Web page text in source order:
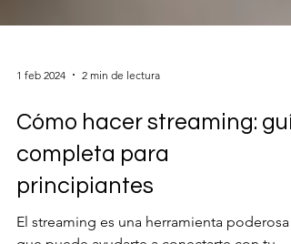
1 feb 2024 2 min de lectura
Cómo hacer streaming:
completa para